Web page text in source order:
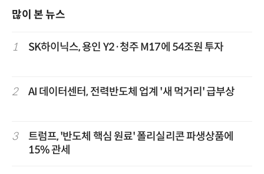
많이 본 뉴스
1 SK하이닉스, 용인 Y2·청주 M17에 54조원 투자
2 AI 데이터센터, 전력반도체 업계 '새 먹거리' 급부상
3
트럼프, '반도체 핵심 원료' 폴리실리콘 파생상품에
15% 관세